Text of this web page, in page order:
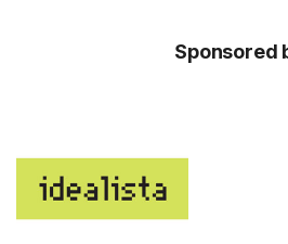
Sponsored